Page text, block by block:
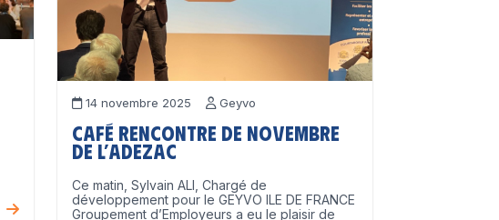
14 novembre 2025 Geyvo
Café Rencontre de Novembre
de l’ADEZAC
Ce matin, Sylvain ALI, Chargé de
développement pour le GEYVO ILE DE FRANCE
Groupement d’Employeurs a eu le plaisir de